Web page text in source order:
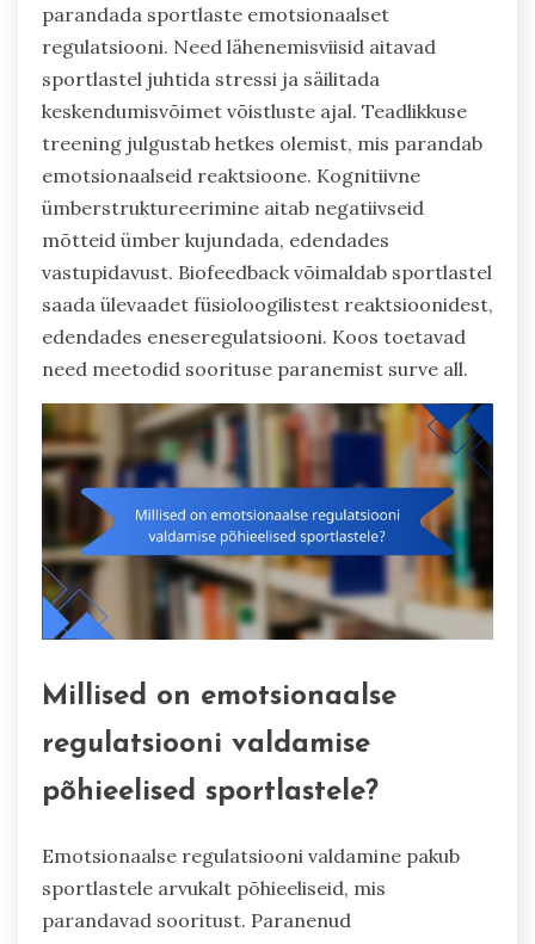
parandada sportlaste emotsionaalset
regulatsiooni. Need lähenemisviisid aitavad
sportlastel juhtida stressi ja säilitada
keskendumisvõimet võistluste ajal. Teadlikkuse
treening julgustab hetkes olemist, mis parandab
emotsionaalseid reaktsioone. Kognitiivne
ümberstruktureerimine aitab negatiivseid
mõtteid ümber kujundada, edendades
vastupidavust. Biofeedback võimaldab sportlastel
saada ülevaadet füsioloogilistest reaktsioonidest,
edendades eneseregulatsiooni. Koos toetavad
need meetodid soorituse paranemist surve all.
Millised on emotsionaalse
regulatsiooni valdamise
põhieelised sportlastele?
Emotsionaalse regulatsiooni valdamine pakub
sportlastele arvukalt põhieeliseid, mis
parandavad sooritust. Paranenud